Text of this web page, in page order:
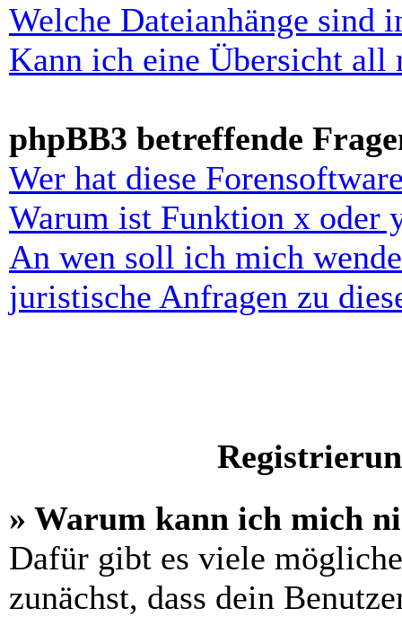
Welche Dateianhänge sind
Kann ich eine Übersicht all
phpBB3 betreffende
Wer hat diese
Warum ist Funktion x oder
An wen soll ich mich
juristische Anfragen zu
» Warum kann ich mich
Dafür gibt es viele
zunächst, dass dein